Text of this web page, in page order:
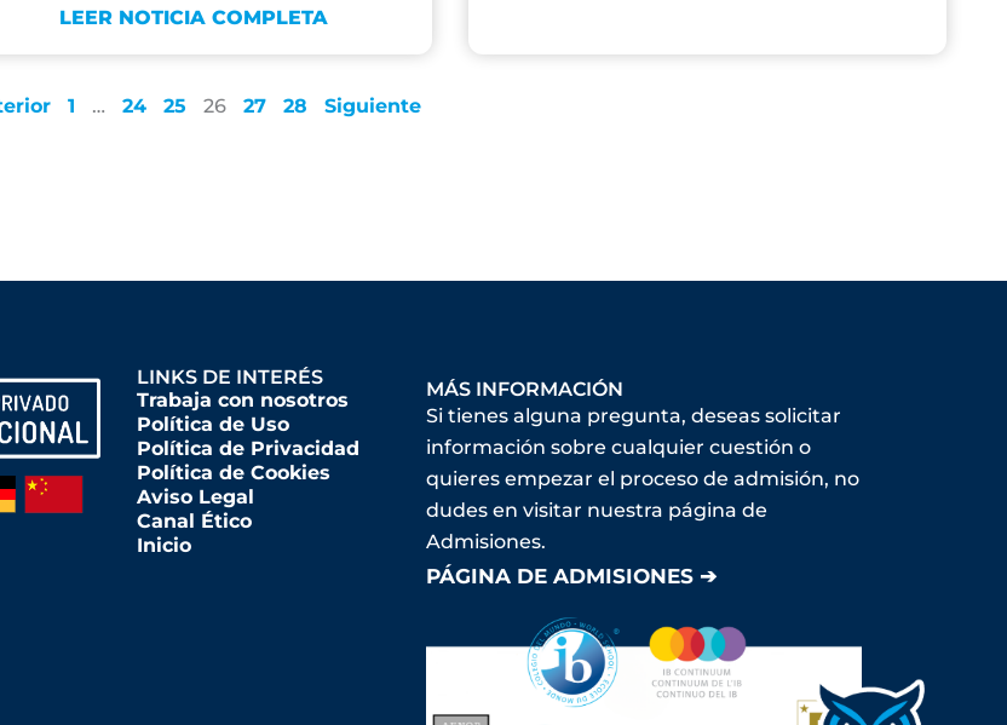
LEER NOTICIA COMPLETA
1 … 24 25 26 27 28 Siguiente
LINKS DE INTERÉS
Trabaja con nosotros
Política de Uso
Política de Privacidad
Política de Cookies
Aviso Legal
Canal Ético
Inicio
MÁS INFORMACIÓN
Si tienes alguna pregunta, deseas solicitar
información sobre cualquier cuestión o
quieres empezar el proceso de admisión, no
dudes en visitar nuestra página de
Admisiones.
PÁGINA DE ADMISIONES ➔